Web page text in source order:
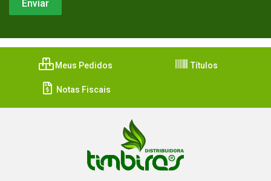
Meus Pedidos Títulos
Notas Fiscais